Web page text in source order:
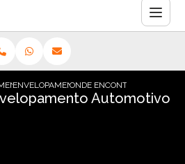
AUTOMOTIVO
ENVELOPAMENTO AUTOMOTIVO PRETO
ONDE ENCONTRO
Automotivo